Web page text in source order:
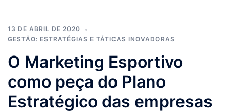
13 DE ABRIL DE 2020
GESTÃO: ESTRATÉGIAS E TÁTICAS INOVADORAS
O Marketing Esportivo
como peça do Plano
Estratégico das empresas